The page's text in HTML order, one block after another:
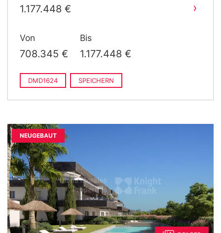
1.177.448 € ›
Von
708.345 €
Bis
1.177.448 €
DMD1624 SPEICHERN
NEUGEBAUT